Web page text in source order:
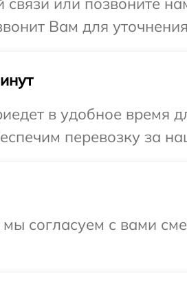
Вам для
в удобное время
перевозку за
согласуем с вами